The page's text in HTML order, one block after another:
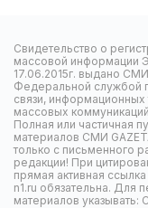
Свидетельство о
массовой информации
17.06.2015г. выдано СМИ
Федеральной службой
связи, информационных
массовых
Полная или частичная
материалов СМИ
только с письменного
редакции! При
прямая активная
n1.ru обязательна. Для
материалов указывать: